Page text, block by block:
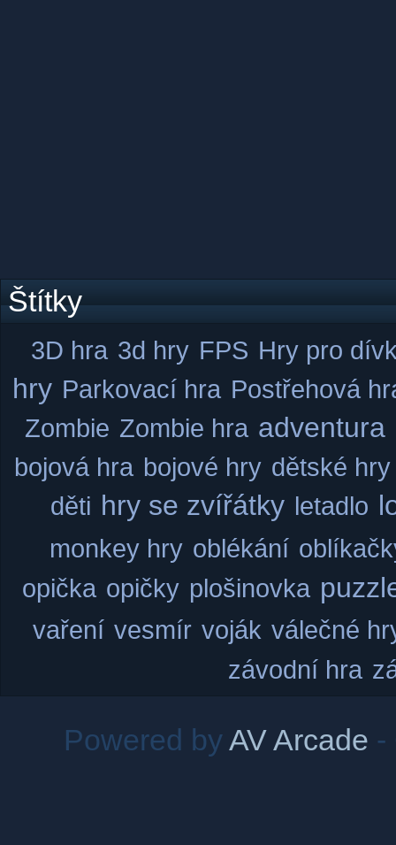
Štítky
3D hra 3d hry FPS Hry pro
hry Parkovací hra Postřehová
Zombie Zombie hra adventura
bojová hra bojové hry dětské hry
děti hry se zvířátky letadlo
monkey hry oblékání
opička opičky plošinovka
vaření vesmír voják válečné
závodní hra
Powered byAV Arcade -